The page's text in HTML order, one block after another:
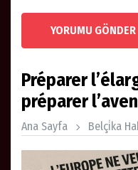
YORUMU GÖNDER
Préparer
préparer
Ana Sayfa Belçi̇ka